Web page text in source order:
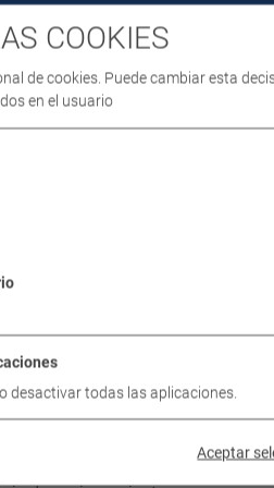
DE
en turismos y camiones
seleccionables
seleccionables (opcional)
COOKIES
de cookies. Puede cambiar esta
en el usuario
desactivar todas las aplicaciones.
Aceptar